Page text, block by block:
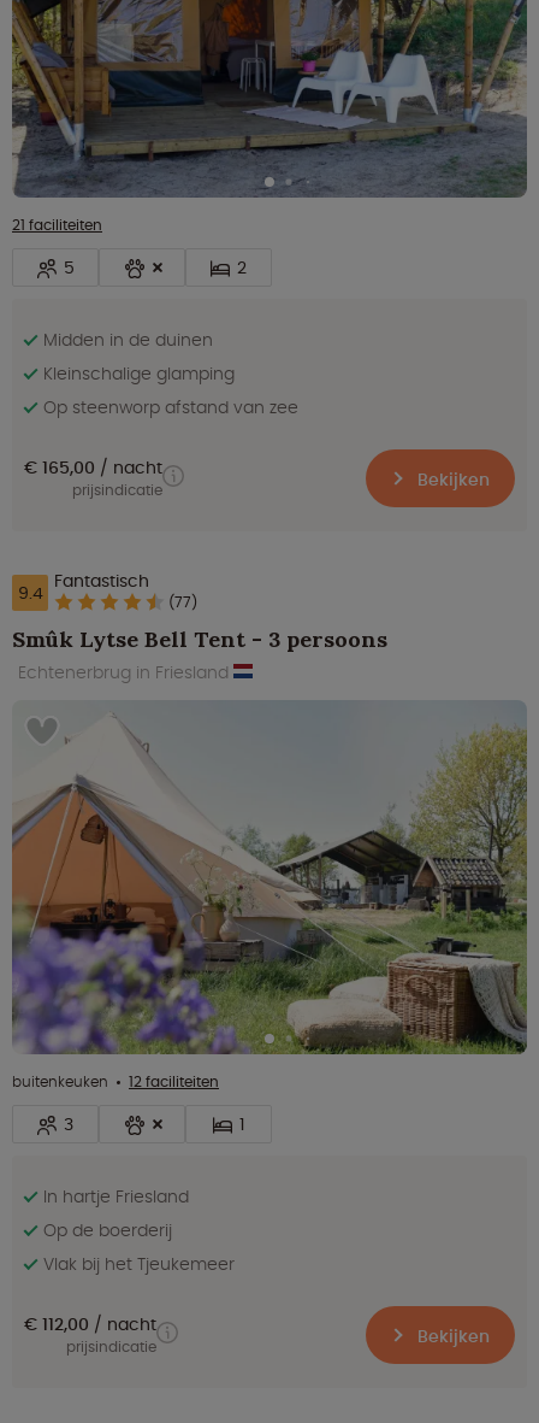
21 faciliteiten
5 2
Midden in de duinen
Kleinschalige glamping
Op steenworp afstand van zee
€ 165,00 nacht
prijsindicatie Bekijken
9.4 Fantastisch
(77)
Smûk Lytse Bell Tent - 3 persoons
Echtenerbrug in Friesland
buitenkeuken 12 faciliteiten
3 1
In hartje Friesland
Op de boerderij
Vlak bij het Tjeukemeer
€ 112,00 nacht
prijsindicatie Bekijken